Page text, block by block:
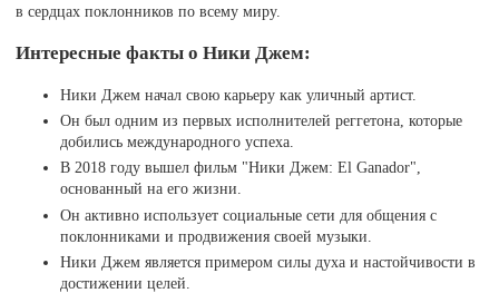
в сердцах поклонников по всему миру.
Интересные факты о Ники Джем:
Ники Джем начал свою карьеру как уличный артист.
Он был одним из первых исполнителей реггетона, которые
добились международного успеха.
В 2018 году вышел фильм "Ники Джем: El Ganador",
основанный на его жизни.
Он активно использует социальные сети для общения с
поклонниками и продвижения своей музыки.
Ники Джем является примером силы духа и настойчивости в
достижении целей.